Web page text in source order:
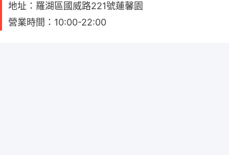
地址：羅湖區國威路221號蓮馨園
營業時間：10:00-22:00